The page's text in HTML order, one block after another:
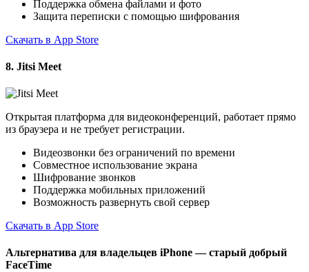
Поддержка обмена файлами и фото
Защита переписки с помощью шифрования
Скачать в App Store
8. Jitsi Meet
Открытая платформа для видеоконференций, работает прямо
из браузера и не требует регистрации.
Видеозвонки без ограничений по времени
Совместное использование экрана
Шифрование звонков
Поддержка мобильных приложений
Возможность развернуть свой сервер
Скачать в App Store
Альтернатива для владельцев iPhone — старый добрый
FaceTime